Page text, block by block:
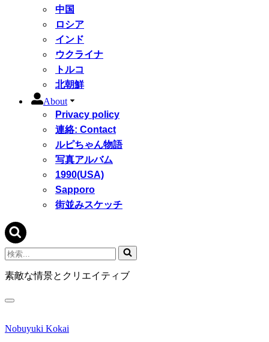
中国
ロシア
インド
ウクライナ
トルコ
北朝鮮
About
Privacy policy
連絡: Contact
ルピちゃん物語
写真アルバム
1990(USA)
Sapporo
街並みスケッチ
検
索...
素敵な情景とクリエイティブ
ナ
ゲ
Nobuyuki Kokai